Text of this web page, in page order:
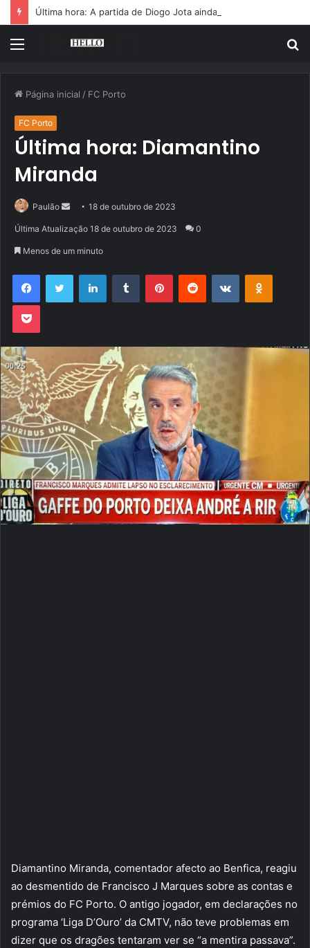
Menu
Página inicial / FC Porto
FC Porto
Última hora: Diamantino
Miranda
Paulão
Mande
mail
18 de outubro de 2023
Última Atualização 18 de outubro de 2023 0
Menos de um minuto
FacebookTwitter LinkedinTumblr PinterestReddit VK OK
Pocket
Diamantino Miranda, comentador afecto ao Benfica, reagiu
ao desmentido de Francisco J Marques sobre as contas e
prémios do FC Porto. O antigo jogador, em declarações no
programa ‘Liga D’Ouro’ da CMTV, não teve problemas em
dizer que os dragões tentaram ver se “a mentira passava”.